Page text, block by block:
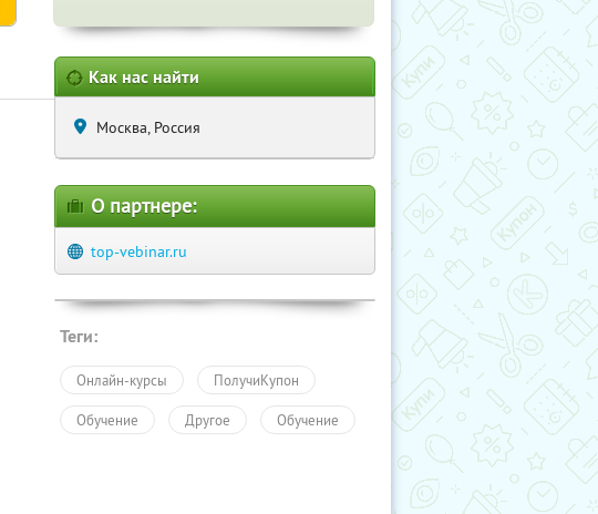
Как нас найти
Москва, Россия
О партнере:
top-vebinar.ru
Теги:
Онлайн-курсы ПолучиКупон
Обучение Другое Обучение